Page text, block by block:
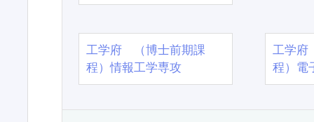
工学府 （博士前期課
程）情報工学専攻
工学
程）電